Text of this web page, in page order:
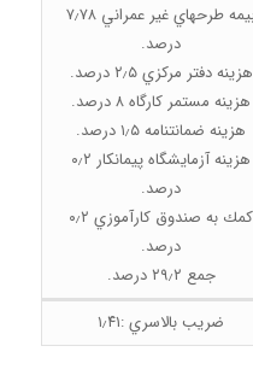
بيمه طرحهاي غیر عمراني ۷٫۷۸
درصد.
هزينه دفتر مركزي ۲٫۵ درصد.
هزينه مستمر كارگاه ۸ درصد.
هزينه ضمانتنامه ۱٫۵ درصد.
هزينه آزمايشگاه پيمانكار ۰٫۲
درصد.
كمك به صندوق كارآموزي ۰٫۲
درصد.
جمع ۲۹٫۲ درصد.
ضريب بالاسري :۱٫۴۱